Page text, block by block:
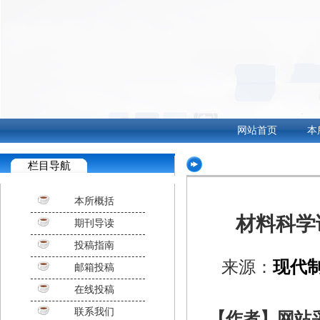
网站首页 本
栏目导航
本所概括
期刊导读
投稿指南
邮箱投稿
在线投稿
联系我们
材料科
来源：现代